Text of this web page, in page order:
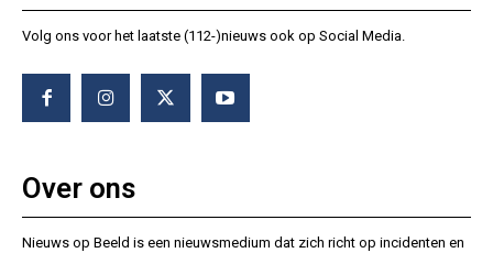
Volg ons voor het laatste (112-)nieuws ook op Social Media.
Over ons
Nieuws op Beeld is een nieuwsmedium dat zich richt op incidenten en